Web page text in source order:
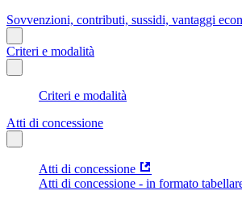
Sovvenzioni, contributi, sussidi, vantaggi
Criteri e modalità
Criteri e modalità
Atti di concessione
Atti di concessione
Atti di concessione - in formato